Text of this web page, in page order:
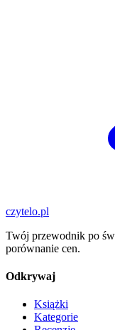
czytelo.pl
Twój przewodnik po
porównanie cen.
Odkrywaj
Książki
Kategorie